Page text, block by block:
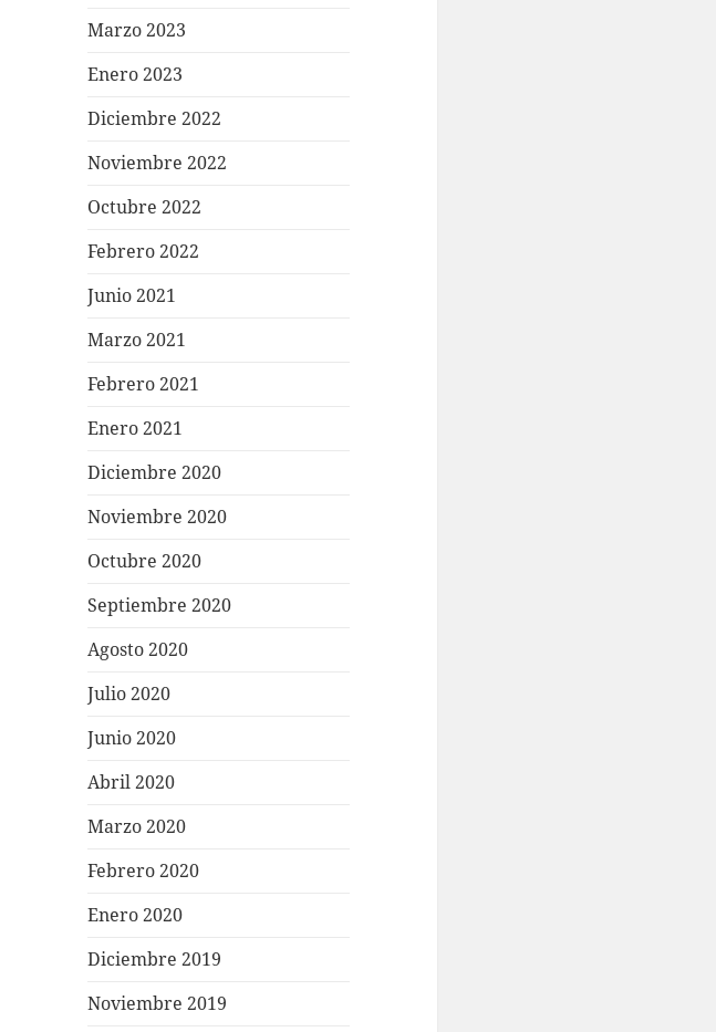
Marzo 2023
Enero 2023
Diciembre 2022
Noviembre 2022
Octubre 2022
Febrero 2022
Junio 2021
Marzo 2021
Febrero 2021
Enero 2021
Diciembre 2020
Noviembre 2020
Octubre 2020
Septiembre 2020
Agosto 2020
Julio 2020
Junio 2020
Abril 2020
Marzo 2020
Febrero 2020
Enero 2020
Diciembre 2019
Noviembre 2019